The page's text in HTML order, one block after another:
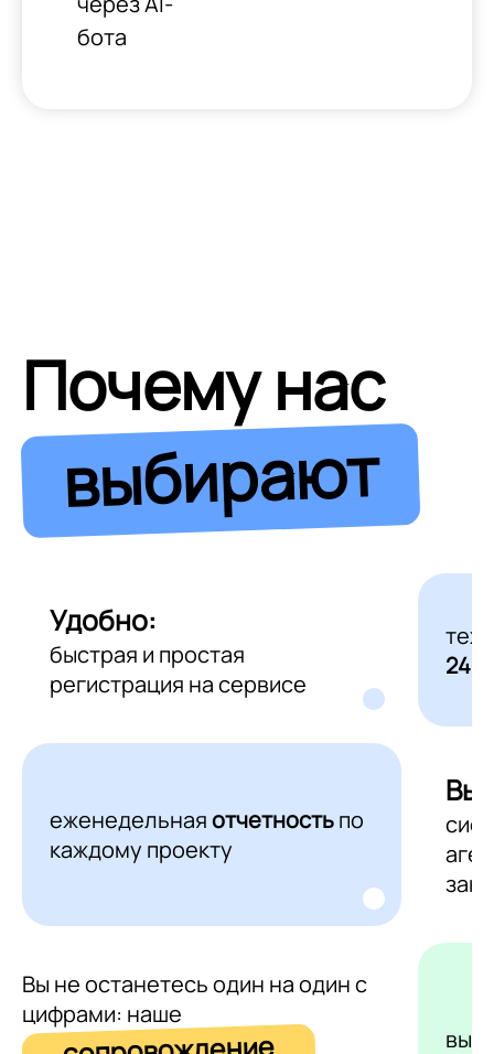
бота
Почему нас
выбирают
Удобно:
быстрая и простая
регистрация на сервисе
24/7
еженедельнаяотчетностьпо
каждому проекту
Вы не останетесь один на один с
цифрами: наше